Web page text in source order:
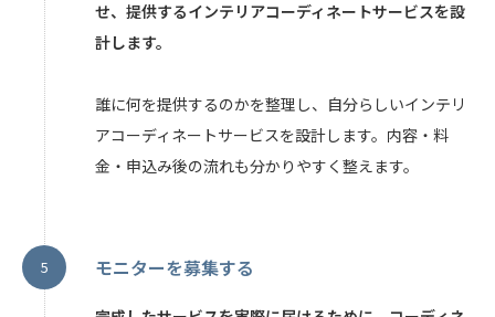
せ、提供するインテリアコーディネートサービスを設
計します。
誰に何を提供するのかを整理し、自分らしいインテリ
アコーディネートサービスを設計します。内容・料
金・申込み後の流れも分かりやすく整えます。
モニターを募集する